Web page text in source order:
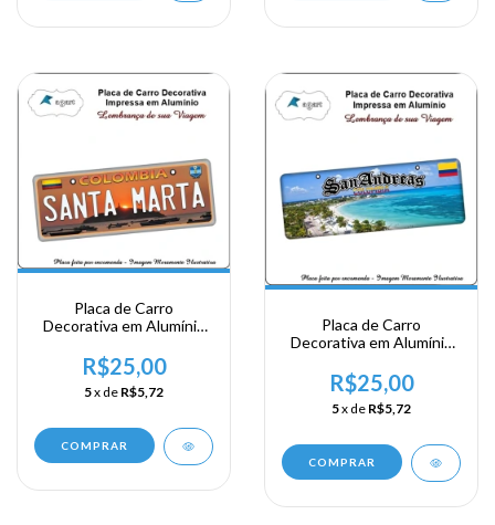
Placa de Carro
Decorativa em Alumínio
Santa Marta
R$25,00
5x de R$5,72
COMPRAR
Placa de Carro
Decorativa em Alumínio
San Andres
R$25,00
5x de R$5,72
COMPRAR